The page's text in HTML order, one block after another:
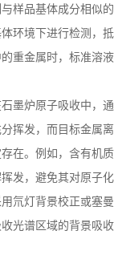
样品基体成分相似
环境下进行检测，抵
重金属时，标准溶
墨炉原子吸收中，
挥发，而目标金属
在。例如，含有机
发，避免其对原子化
氘灯背景校正或塞
光谱区域的背景吸